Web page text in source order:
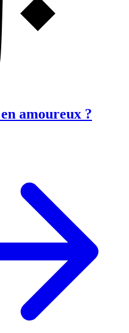
amoureux ?